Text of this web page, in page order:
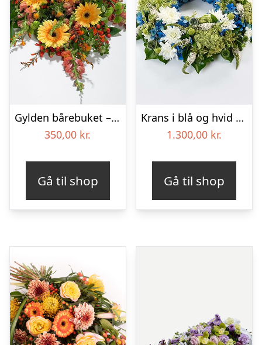
Gylden bårebuket – Blomster til begravelse
350,00 kr.
Gå til shop
Krans i blå og hvid – Blomster til begravelse
1.300,00 kr.
Gå til shop